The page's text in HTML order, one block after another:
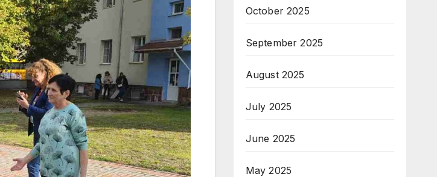
October 2025
September 2025
August 2025
July 2025
June 2025
May 2025